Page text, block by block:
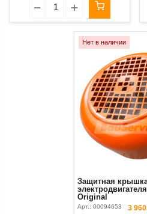
Нет в наличии
Защитная
Original
Арт.:00094653 3